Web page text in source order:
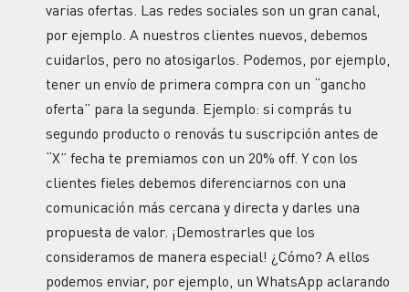
varias ofertas. Las redes sociales son un gran canal,
por ejemplo. A nuestros clientes nuevos, debemos
cuidarlos, pero no atosigarlos. Podemos, por ejemplo,
tener un envío de primera compra con un “gancho
oferta” para la segunda. Ejemplo: si comprás tu
segundo producto o renovás tu suscripción antes de
“X” fecha te premiamos con un 20% off. Y con los
clientes fieles debemos diferenciarnos con una
comunicación más cercana y directa y darles una
propuesta de valor. ¡Demostrarles que los
consideramos de manera especial! ¿Cómo? A ellos
podemos enviar, por ejemplo, un WhatsApp aclarando